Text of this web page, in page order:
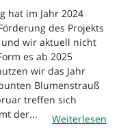
hat im Jahr 2024
des Projekts
und wir aktuell nicht
es ab 2025
wir das Jahr
Blumenstrauß
treffen sich
der...
Weiterlesen